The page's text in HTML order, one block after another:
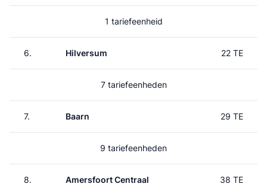
1 tariefeenheid
6. Hilversum 22 TE
7 tariefeenheden
7. Baarn 29 TE
9 tariefeenheden
8. Amersfoort Centraal 38 TE